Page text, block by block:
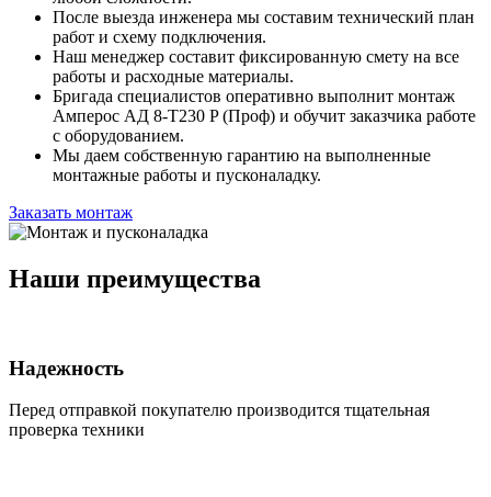
После выезда инженера мы составим технический план
работ и схему подключения.
Наш менеджер составит фиксированную смету на все
работы и расходные материалы.
Бригада специалистов оперативно выполнит монтаж
Амперос АД 8-Т230 P (Проф) и обучит заказчика работе
с оборудованием.
Мы даем собственную гарантию на выполненные
монтажные работы и пусконаладку.
Заказать монтаж
Наши преимущества
Надежность
Перед отправкой покупателю производится тщательная
проверка техники